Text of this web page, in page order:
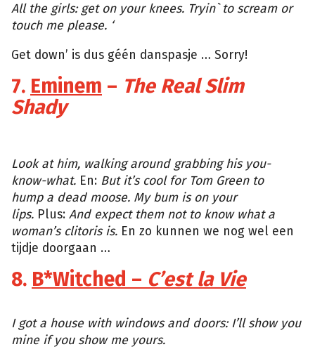
All the girls: get on your knees. Tryin` to scream or
touch me please. ‘
Get down’ is dus géén danspasje … Sorry!
7. Eminem – The Real Slim
Shady
Look at him, walking around grabbing his you-
know-what. En: But it’s cool for Tom Green to
hump a dead moose. My bum is on your
lips. Plus: And expect them not to know what a
woman’s clitoris is. En zo kunnen we nog wel een
tijdje doorgaan …
8. B*Witched – C’est la Vie
I got a house with windows and doors: I’ll show you
mine if you show me yours.